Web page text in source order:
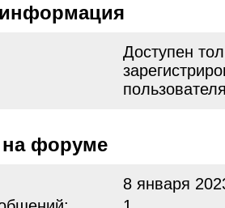
информация
Доступен
на форуме
8 января